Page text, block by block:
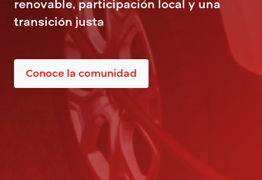
renovable, participación local y una
transición justa
Conoce la comunidad